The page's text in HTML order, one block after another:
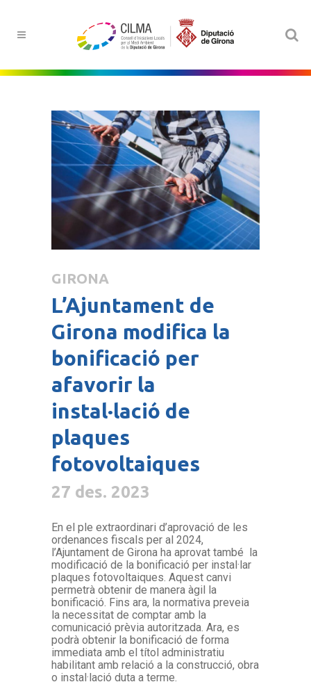
GIRONA
L’Ajuntament de
Girona modifica la
bonificació per
afavorir la
instal·lació de
plaques
fotovoltaiques
27 des. 2023
En el ple extraordinari d’aprovació de les
ordenances fiscals per al 2024,
l’Ajuntament de Girona ha aprovat també la
modificació de la bonificació per instal·lar
plaques fotovoltaiques. Aquest canvi
permetrà obtenir de manera àgil la
bonificació. Fins ara, la normativa preveia
la necessitat de comptar amb la
comunicació prèvia autoritzada. Ara, es
podrà obtenir la bonificació de forma
immediata amb el títol administratiu
habilitant amb relació a la construcció, obra
o instal·lació duta a terme.